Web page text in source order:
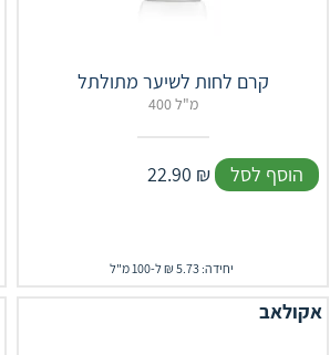
קרם לחות לשיער מתולתל
400 מ"ל
22.90 ₪ הוסף לסל
יחידה: 5.73 ₪ ל-100 מ"ל
אקולאב